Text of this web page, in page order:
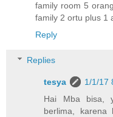
family room 5
family 2 ortu plus 1
Reply
Replies
tesya
1/1/17
Hai Mba bisa,
berlima, karena